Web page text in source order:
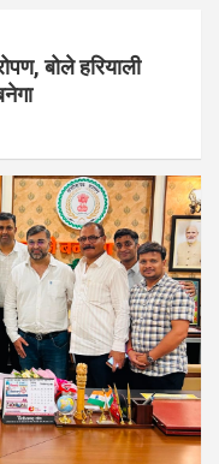
बोले हरियाली